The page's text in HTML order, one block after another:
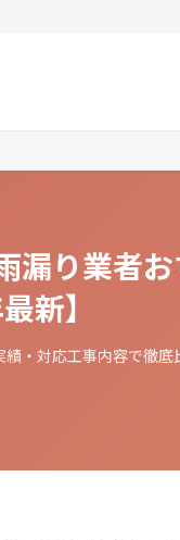
漏り業者
新】
・対応工事内容で徹